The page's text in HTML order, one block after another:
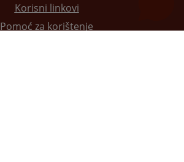
Korisni linkovi
Pomoć za korištenje